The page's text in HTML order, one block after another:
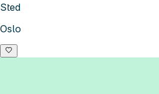
Sted
Oslo